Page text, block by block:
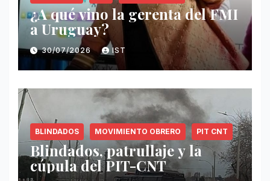
¿A qué vino la gerenta del FMI
a Uruguay?
30/07/2026 IST
BLINDADOS MOVIMIENTO OBRERO PIT CNT
Blindados, patrullaje y la
cúpula del PIT-CNT